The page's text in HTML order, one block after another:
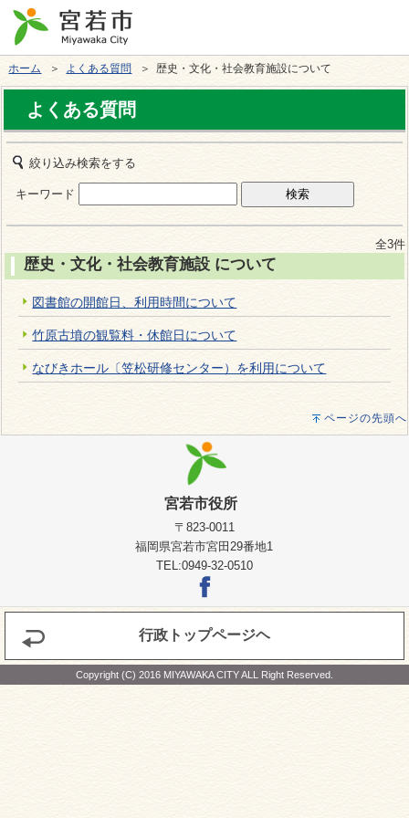
ホーム ＞ よくある質問 ＞ 歴史・文化・社会教育施設について
よくある質問
絞り込み検索をする
キーワード
全3件
歴史・文化・社会教育施設 について
図書館の開館日、利用時間について
竹原古墳の観覧料・休館日について
なびきホール〔笠松研修センター）を利用について
ページの先頭へ
宮若市役所
〒823-0011
福岡県宮若市宮田29番地1
TEL:0949-32-0510
行政トップページヘ
Copyright (C) 2016 MIYAWAKA CITY ALL Right Reserved.